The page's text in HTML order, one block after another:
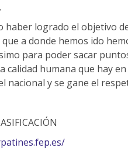
haber logrado el objetivo
que a donde hemos ido
para poder sacar
calidad humana que hay
nacional y se gane el